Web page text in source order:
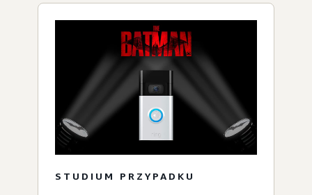
STUDIUM PRZYPADKU